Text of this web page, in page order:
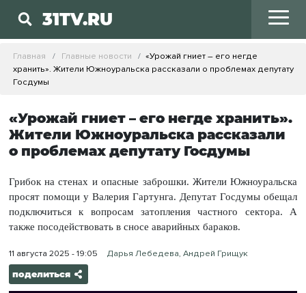
31TV.RU
Главная Главные новости
«Урожай гниет – его негде
хранить». Жители Южноуральска рассказали о проблемах депутату
Госдумы
«Урожай гниет – его негде хранить».
Жители Южноуральска рассказали
о проблемах депутату Госдумы
Грибок на стенах и опасные заброшки. Жители Южноуральска
просят помощи у Валерия Гартунга. Депутат Госдумы обещал
подключиться к вопросам затопления частного сектора. А
также посодействовать в сносе аварийных бараков.
11 августа 2025 - 19:05 Дарья Лебедева, Андрей Грищук
поделиться